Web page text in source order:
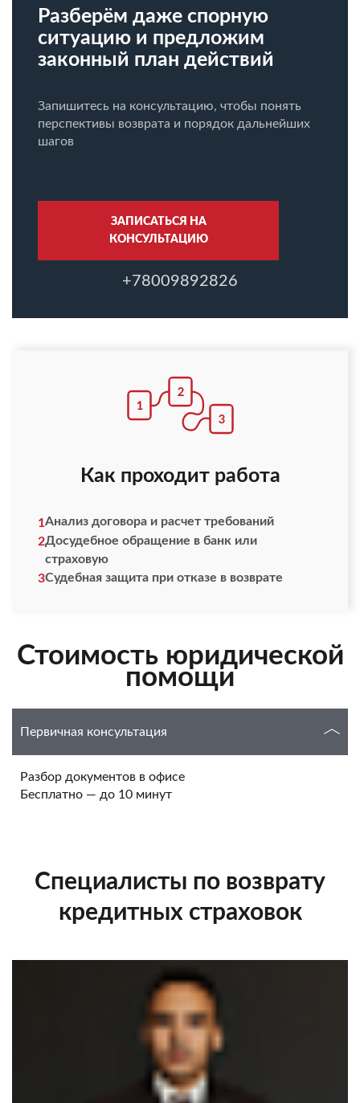
Разберём даже спорную
ситуацию и предложим
законный план действий
Запишитесь на консультацию, чтобы понять
перспективы возврата и порядок дальнейших
шагов
ЗАПИСАТЬСЯ НА
КОНСУЛЬТАЦИЮ
+78009892826
Как проходит работа
1Анализ договора и расчет требований
2Досудебное обращение в банк или
страховую
3Судебная защита при отказе в возврате
Стоимость юридической
помощи
Первичная консультация
Разбор документов в офисе
Бесплатно — до 10 минут
Специалисты по возврату
кредитных страховок